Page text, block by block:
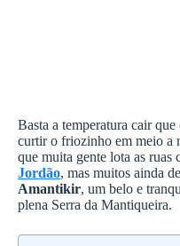
Basta a temperatura cair
curtir o friozinho em meio a
que muita gente lota as ruas
Jordão, mas muitos ainda
Amantikir, um belo e
plena Serra da Mantiqueira.